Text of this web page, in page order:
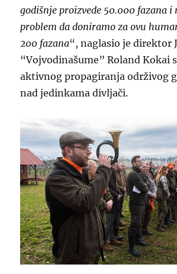
godišnje proizvede 50.000 fazana i
problem da doniramo za ovu
200 fazana“, naglasio je direktor
“Vojvodinašume” Roland Kokai
aktivnog propagiranja održivog
nad jedinkama divljači.